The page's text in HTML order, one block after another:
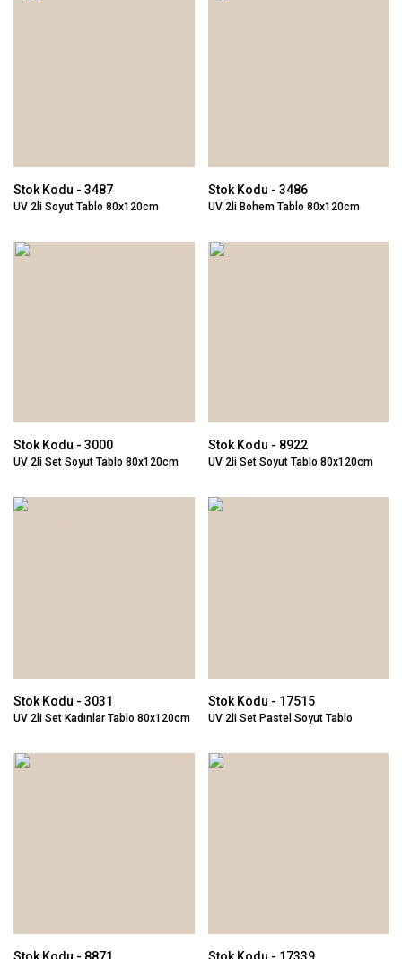
Stok Kodu - 3487
UV 2li Soyut Tablo 80x120cm
Stok Kodu - 3486
UV 2li Bohem Tablo 80x120cm
Stok Kodu - 3000
UV 2li Set Soyut Tablo 80x120cm
Stok Kodu - 8922
UV 2li Set Soyut Tablo 80x120cm
Stok Kodu - 3031
UV 2li Set Kadınlar Tablo 80x120cm
Stok Kodu - 17515
UV 2li Set Pastel Soyut Tablo